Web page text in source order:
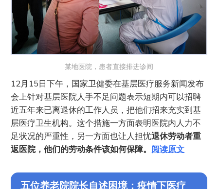
某地医院，患者直接排进诊间
12月15日下午，国家卫健委在基层医疗服务新闻发布
会上针对基层医院人手不足问题表示短期内可以招聘
近五年来已离退休的工作人员，把他们招来充实到基
层医疗卫生机构。这个措施一方面表明医院内人力不
足状况的严重性，另一方面也让人担忧退休劳动者重
返医院，他们的劳动条件该如何保障。 阅读原文
五位养老院院长自述困境：疫情下医疗